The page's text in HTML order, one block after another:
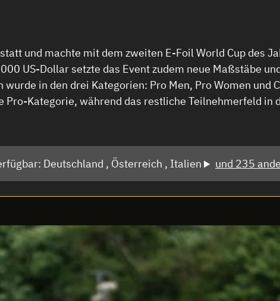
und machte mit dem zweiten E-Foil World Cup des
US-Dollar setzte das Event zudem neue Maßstäbe
wurde in den drei Kategorien: Pro Men, Pro Women
Kategorie, während das restliche Teilnehmerfeld in
Deutschland , Österreich , Italien und 235